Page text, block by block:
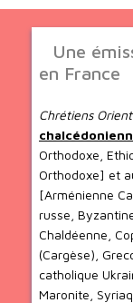
Une
en France
Chrétiens
Orthodoxe,
Orthodoxe] et
[Arménienne
russe,
Chaldéenne,
(Cargèse),
catholique
Maronite,